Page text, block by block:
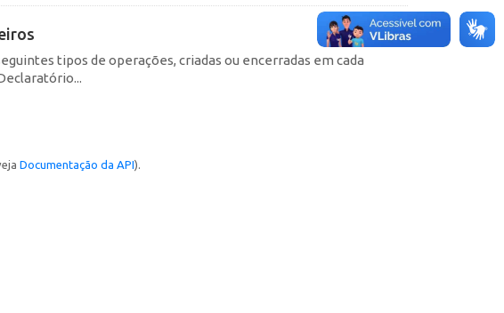
tipos de operações, criadas ou encerradas em cada
Documentação da API).